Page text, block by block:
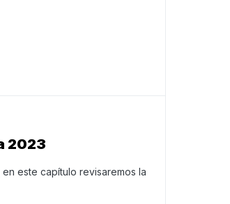
2023
este capítulo revisaremos la